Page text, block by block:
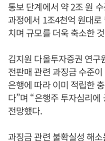
통보 단계에서 약 2조 원
과정에서 1조4천억 원대
치며 규모를 더욱 축소한
김지원 다올투자증권 연구
전판매 관련 과징금 수준
은행에 따라 이미 적립한
다”며 “은행주 투자심리
전망했다.
과징금 관련 불확실성 해